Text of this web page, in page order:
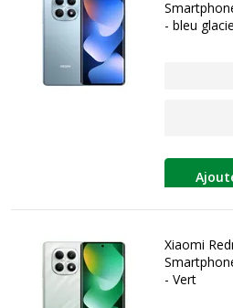
- bleu
Xiaomi
- Vert